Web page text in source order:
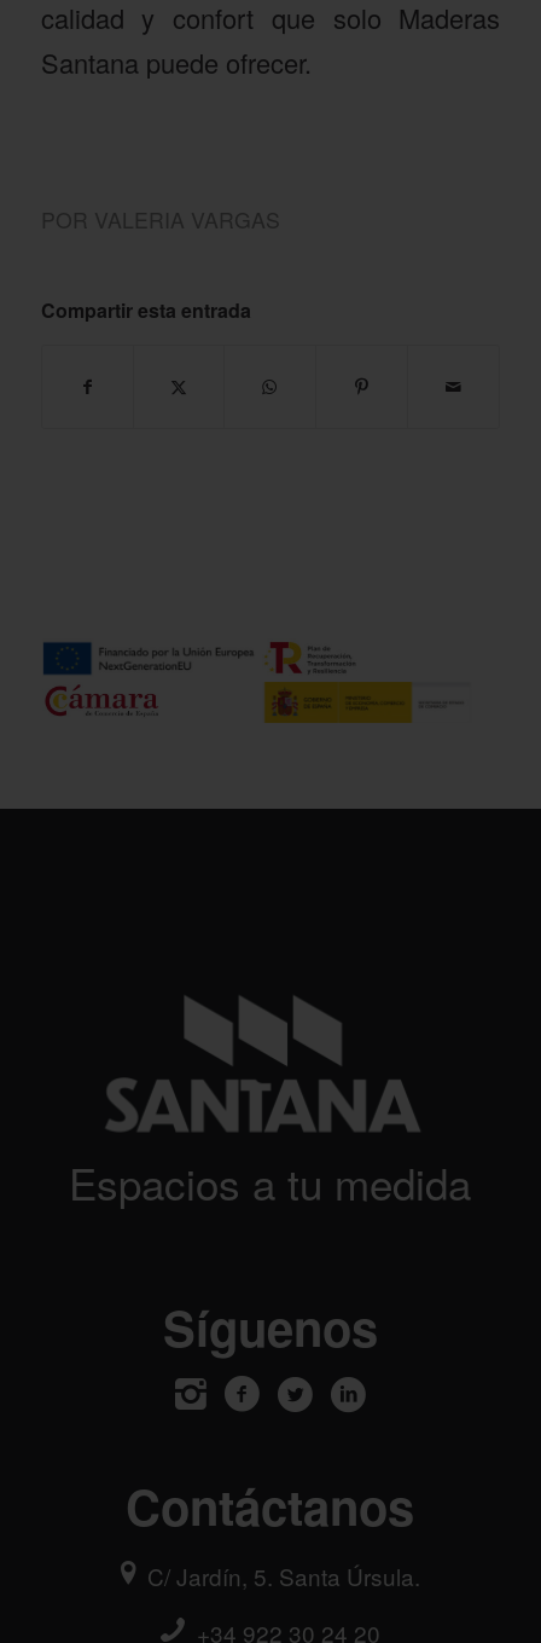
calidad y confort que solo Maderas
Santana puede ofrecer.
POR VALERIA VARGAS
Compartir esta entrada
Espacios a tu medida
Síguenos
Contáctanos
C/ Jardín, 5. Santa Úrsula.
+34 922 30 24 20